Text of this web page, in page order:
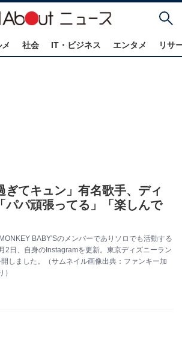
社会 IT・ビジネス エンタメ リサ
ぎてキュン」有名歌手、ディ
パパ頑張ってる」「楽しんで
BΛBY'Sのメンバーでありソロでも活動する
2日、自身のInstagramを更新。東京ディズニーラン
しました。（サムネイル画像出典：ファンキー加